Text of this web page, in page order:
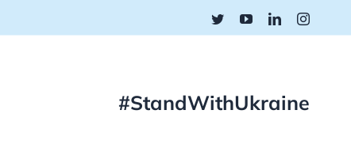
TwitterYouTubeLinkedIn
#StandWithUkraine